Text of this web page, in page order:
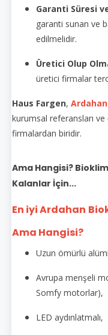
Garanti Süresi
garanti sunan ve
edilmelidir.
Üretici Olup
üretici firmalar
Haus Fargen, Ardahan
kurumsal referansları ve
firmalardan biridir.
Ama Hangisi?
Kalanlar İçin...
En iyi Ardahan
Ama Hangisi?
Uzun ömürlü
Avrupa menşeli
Somfy motorlar),
LED aydınlatmalı,